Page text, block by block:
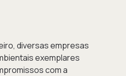
diversas empresas
exemplares
com a